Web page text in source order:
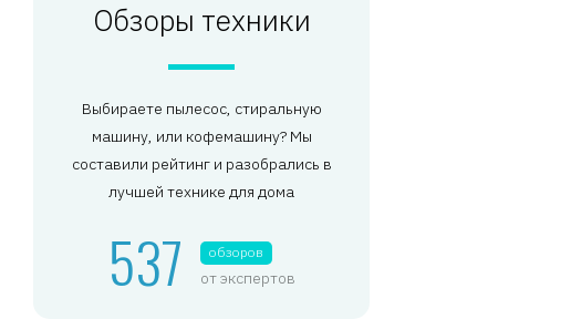
Обзоры техники
Выбираете пылесос, стиральную
машину, или кофемашину? Мы
составили рейтинг и разобрались в
лучшей технике для дома
537 обзоров
от экспертов